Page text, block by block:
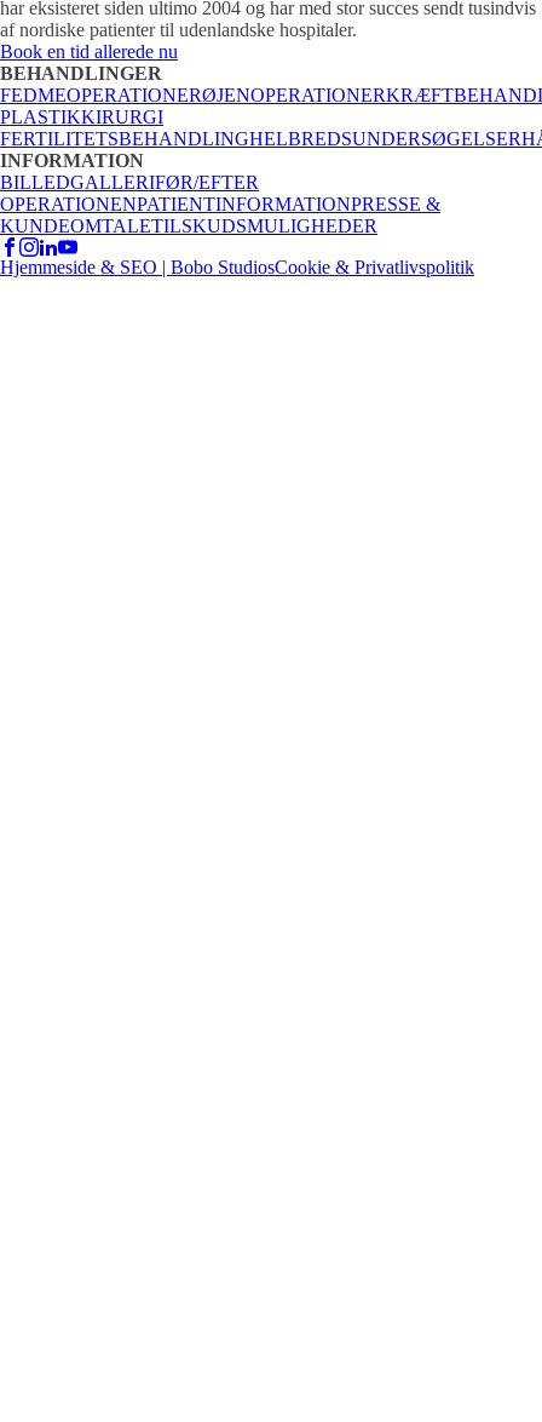
har eksisteret siden ultimo 2004 og har med stor succes sendt tusindvis
af nordiske patienter til udenlandske hospitaler.
Book en tid allerede nu
BEHANDLINGER
FEDMEOPERATIONERØJENOPERATIONER
PLASTIKKIRURGI
FERTILITETSBEHANDLINGHELBREDSUNDERSØGELSER
INFORMATION
BILLEDGALLERIFØR/EFTER
OPERATIONENPATIENTINFORMATIONPRESSE &
KUNDEOMTALETILSKUDSMULIGHEDER
Hjemmeside & SEO | Bobo StudiosCookie & Privatlivspolitik